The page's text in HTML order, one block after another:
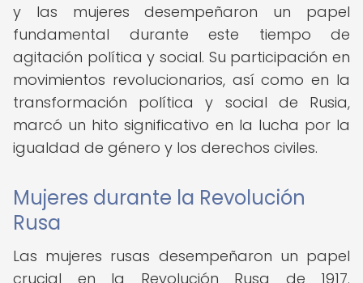
y las mujeres desempeñaron un papel
fundamental durante este tiempo de
agitación política y social. Su participación en
movimientos revolucionarios, así como en la
transformación política y social de Rusia,
marcó un hito significativo en la lucha por la
igualdad de género y los derechos civiles.
Mujeres durante la Revolución
Rusa
Las mujeres rusas desempeñaron un papel
crucial en la Revolución Rusa de 1917.